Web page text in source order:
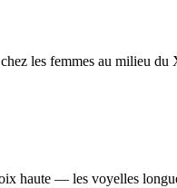
les femmes au milieu
haute — les voyelles